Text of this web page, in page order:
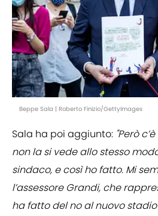
Beppe Sala | Roberto Finizio/GettyImages
Sala ha poi aggiunto: "Però
non la si vede allo stesso
sindaco, e così ho fatto. Mi
l’assessore Grandi, che
ha fatto del no al nuovo